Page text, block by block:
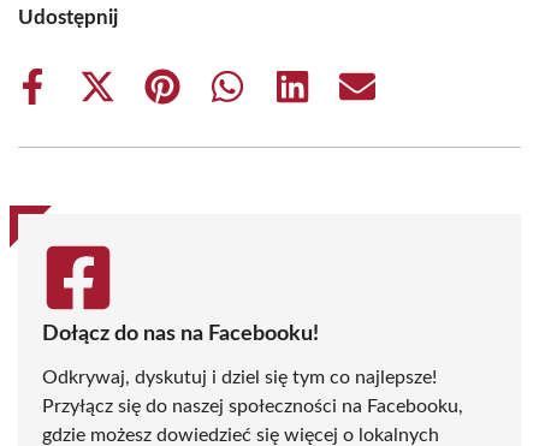
Udostępnij
Share
Share
(Twitter)
Share
Share
Share
Share
Dołącz do nas na Facebooku!
Odkrywaj, dyskutuj i dziel się tym co najlepsze!
Przyłącz się do naszej społeczności na Facebooku,
gdzie możesz dowiedzieć się więcej o lokalnych